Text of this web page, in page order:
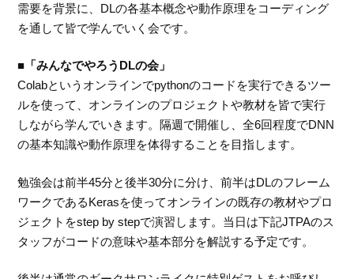
需要を背景に、DLの各基本概念や動作原理をコーディング
を通して皆で学んでいく会です。
■「みんなでやろうDLの会」
Colabというオンラインでpythonのコードを実行できるツー
ルを使って、オンラインのプロジェクトや教材を皆で実行
しながら学んでいきます。隔週で開催し、全6回程度でDNN
の基本知識や動作原理を体得することを目指します。
勉強会は前半45分と後半30分に分け、前半はDLのフレーム
ワークであるKerasを使ってオンラインの既存の教材やプロ
ジェクトをstep by stepで演習します。当日は下記JTPAのス
タッフがコードの意味や基本部分を解説する予定です。